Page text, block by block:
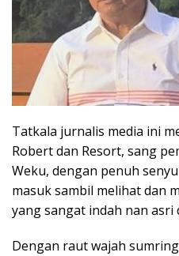
Tatkala jurnalis media ini
Robert dan Resort, sang
Weku, dengan penuh
masuk sambil melihat dan
yang sangat indah nan asri
Dengan raut wajah